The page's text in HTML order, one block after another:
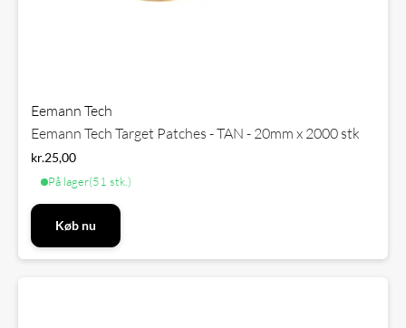
Eemann Tech
Eemann Tech Target Patches - TAN - 20mm x 2000 stk
kr.25,00
På lager(51 stk.)
Køb nu